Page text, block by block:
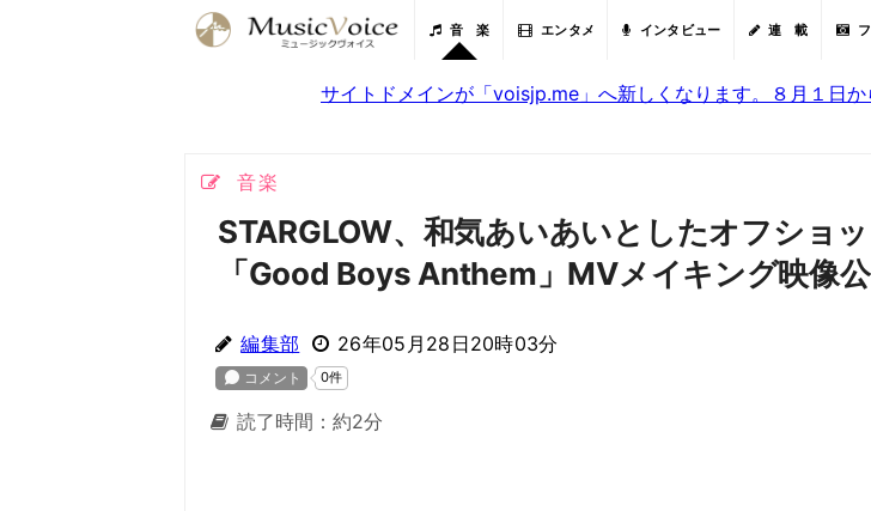
音 楽 エンタメ インタビュー 連 載
サイトドメインが「voisjp.me」へ新しくなります。８月１日
音楽
STARGLOW、和気あいあいとしたオフショ
「Good Boys Anthem」MVメイキング映像
編集部 26年05月28日20時03分
読了時間：約2分